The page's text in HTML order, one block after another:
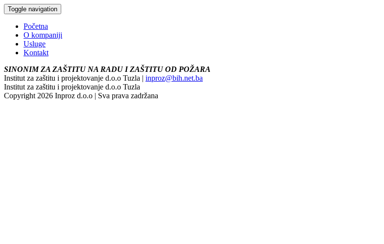
Toggle navigation
Početna
O kompaniji
Usluge
Kontakt
SINONIM ZA ZAŠTITU NA RADU I ZAŠTITU OD POŽARA
Institut za zaštitu i projektovanje d.o.o Tuzla | inproz@bih.net.ba
Institut za zaštitu i projektovanje d.o.o Tuzla
Copyright 2026 Inproz d.o.o | Sva prava zadržana